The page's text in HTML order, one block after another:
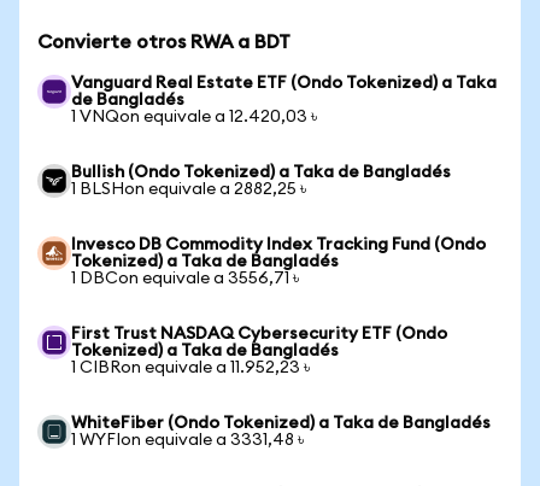
Convierte otros RWA a BDT
Vanguard Real Estate ETF (Ondo Tokenized) a Taka
de Bangladés
1 VNQon equivale a 12.420,03 ৳
Bullish (Ondo Tokenized) a Taka de Bangladés
1 BLSHon equivale a 2882,25 ৳
Invesco DB Commodity Index Tracking Fund (Ondo
Tokenized) a Taka de Bangladés
1 DBCon equivale a 3556,71 ৳
First Trust NASDAQ Cybersecurity ETF (Ondo
Tokenized) a Taka de Bangladés
1 CIBRon equivale a 11.952,23 ৳
WhiteFiber (Ondo Tokenized) a Taka de Bangladés
1 WYFIon equivale a 3331,48 ৳